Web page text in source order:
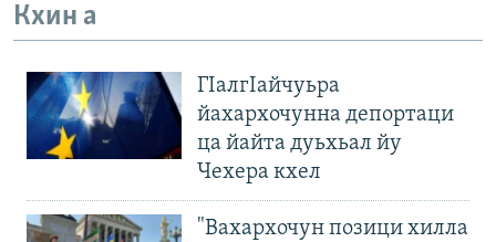
Кхин а
ГIалгIайчуьра
йахархочунна депортаци
ца йайта дуьхьал йу
Чехера кхел
"Вахархочун позици хилла